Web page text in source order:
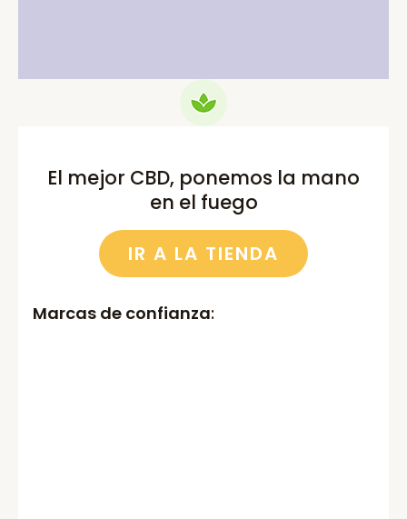
El mejor CBD, ponemos la mano
en el fuego
IR A LA TIENDA
Marcas de confianza: